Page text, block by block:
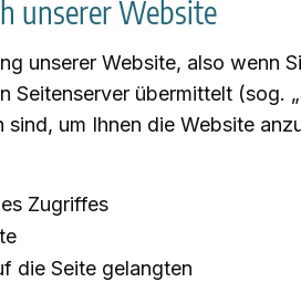
unserer Website
unserer Website, also wenn
Seitenserver übermittelt
um Ihnen die Website
Zugriffes
die Seite gelangten